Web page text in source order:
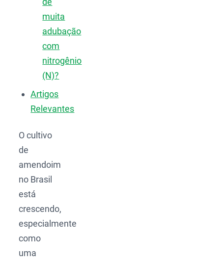
muita
adubação
com
nitrogênio
(N)?
Artigos
Relevantes
O cultivo
de
amendoim
no Brasil
está
crescendo,
especialmente
como
uma